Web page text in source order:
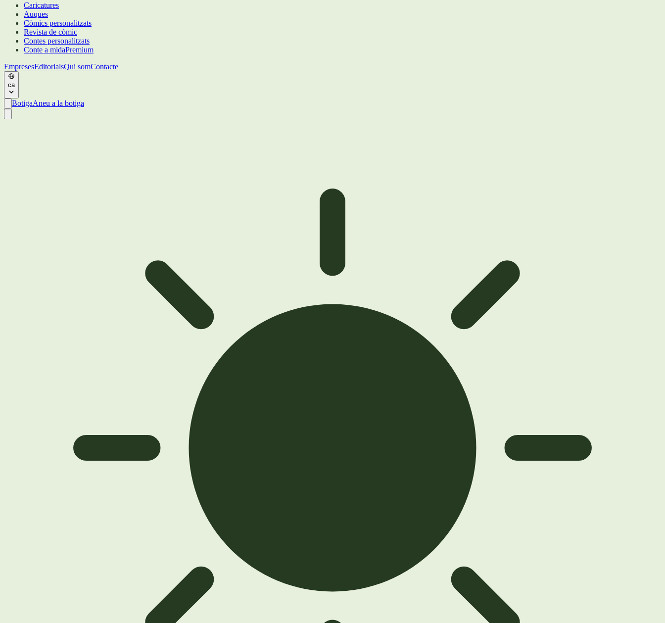
Caricatures
Auques
Còmics personalitzats
Revista de còmic
Contes personalitzats
Conte a midaPremium
EmpresesEditorialsQui somContacte
ca
BotigaAneu a la botiga